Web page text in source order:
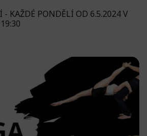
- KAŽDÉ PONDĚLÍ OD 6.5.2024 V